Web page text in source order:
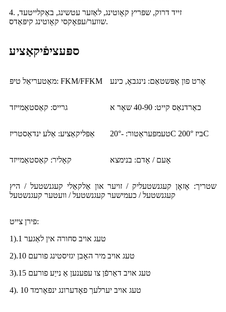
4. זייד דרוק, שפּריץ קאָוטינג, לאַזער עטשינג, באַקלייטעד,
שווער/עפּאָקסי קאָוטינג קיפּאַדס.
ספּעציפֿיקאַציע
מאַטעריאַל טיפּ: FKM/FFKM אָרט פון אָפּשטאַם: נינגבאָ, כינע
גרייס: קאַסטאַמייזד כאַרדנאַס קייט: 40-90 שאָר א
אַפּליקאַציע: אַלע ינדאַסטריז טעמפּעראַטור: -20°C ביז 200°C
קאָליר: קאַסטאַמייזד אָעם / אָדם: בנימצא
שטריך: אָזאָן קעגנשטעליק / זויער און אַלקאַלי קעגנשטעל / היץ
קעגנשטעל / כעמישער קעגנשטעל / וועטער קעגנשטעל
פירן צייט:
1).1 טעג אויב סחורה אין לאַגער
2).10 טעג אויב מיר האָבן יגזיסטינג פורעם
3).15 טעג אויב דאַרפֿן צו עפענען אַ נייַע פורעם
4). 10 טעג אויב יערלעך פאָדערונג ינפאָרמד